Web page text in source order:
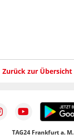
Zurück zur Übersicht
TAG24 Frankfurt a. M.